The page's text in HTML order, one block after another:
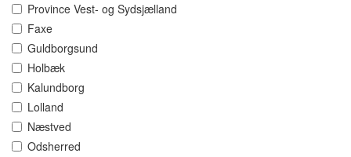
Province Vest- og Sydsjælland
Faxe
Guldborgsund
Holbæk
Kalundborg
Lolland
Næstved
Odsherred